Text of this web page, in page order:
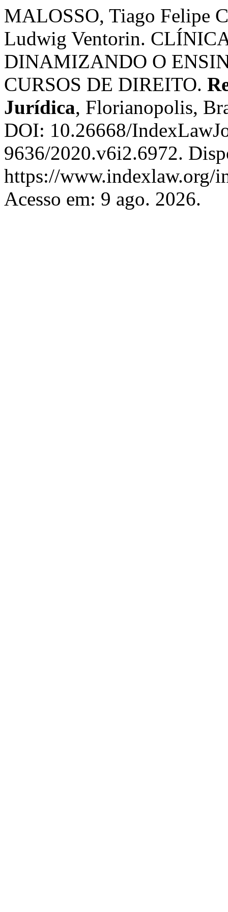
MALOSSO, Tiago Felipe
Ludwig Ventorin.
DINAMIZANDO O
CURSOS DE DIREITO.
Jurídica, Florianopolis,
DOI: 10.26668/
9636/2020.v6i2.6972.
https://www.indexlaw.org/
Acesso em: 9 ago. 2026.